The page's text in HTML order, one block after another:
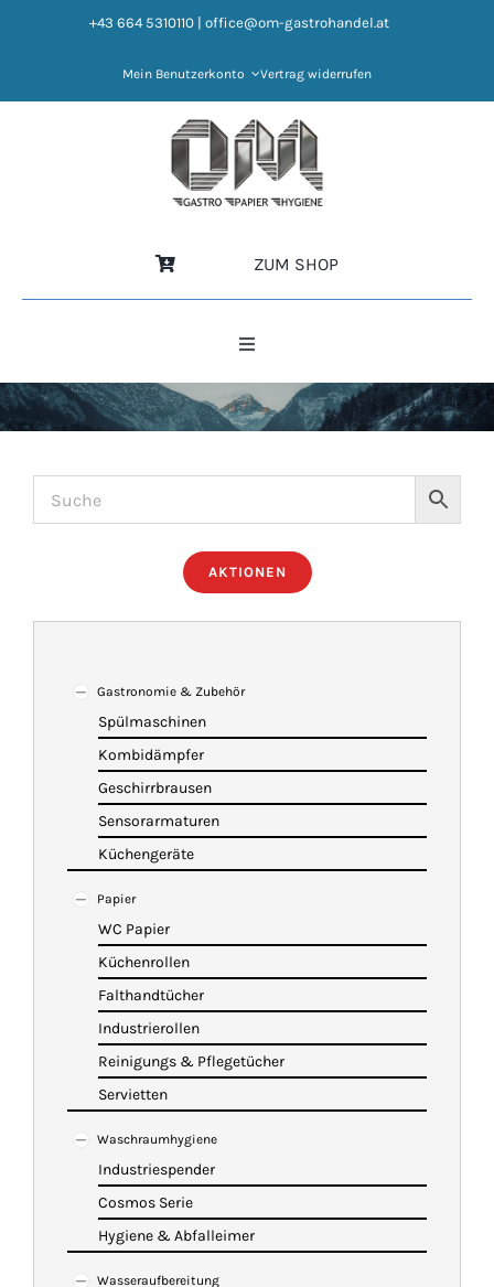
+43 664 5310110 office@om-gastrohandel.at
Mein Benutzerkonto Vertrag widerrufen
ZUM SHOP
Toggle
HOME
NEWS
IMBISSANHÄNGER
KATALOG
WARENKORB
AKTIONEN
Gastronomie & Zubehör
Spülmaschinen
Kombidämpfer
Geschirrbrausen
Sensorarmaturen
Küchengeräte
Papier
WC Papier
Küchenrollen
Falthandtücher
Industrierollen
Reinigungs & Pflegetücher
Servietten
Waschraumhygiene
Industriespender
Cosmos Serie
Hygiene & Abfalleimer
Wasseraufbereitung